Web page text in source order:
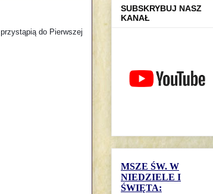
do Pierwszej
SUBSKRYBUJ NASZ
KANAŁ
MSZE ŚW. W
NIEDZIELE I
ŚWIĘTA: